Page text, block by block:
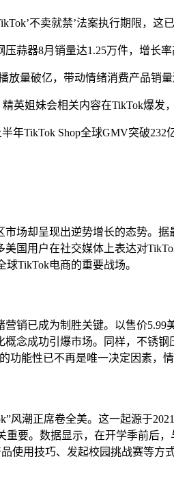
不卖就禁’法案执行期限，
蒜器8月销量达1.25万件，增长
放量破亿，带动情绪消费产品销
英姐妹会相关内容在TikTok爆
年TikTok Shop全球GMV突破
场却呈现出逆势增长的态势。
国用户在社交媒体上表达对
TikTok电商的重要战场。
销已成为制胜关键。以售价
念成功引爆市场。同样，不锈
功能性已不再是唯一决定因素，
风潮正席卷全美。这一起源于
要。数据显示，在开学季前后
使用技巧、发起校园挑战赛等方